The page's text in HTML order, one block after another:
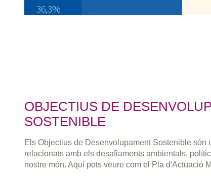
36,3%
OBJECTIUS DE
SOSTENIBLE
Els Objectius de Desenvolupament Sostenible són
relacionats amb els desafiaments ambientals,
nostre món. Aquí pots veure com el Pla d'Actuació